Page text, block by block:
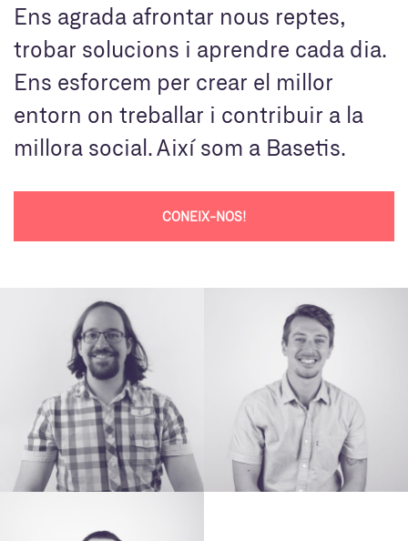
Ens agrada afrontar nous reptes,
trobar solucions i aprendre cada dia.
Ens esforcem per crear el millor
entorn on treballar i contribuir a la
millora social. Així som a Basetis.
CONEIX-NOS!